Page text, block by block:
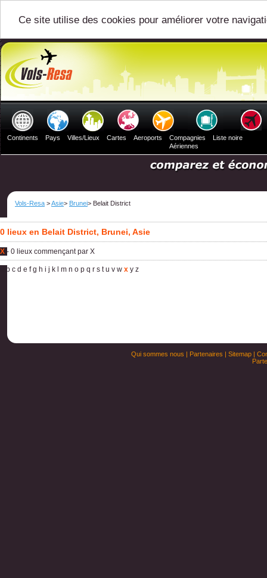
Ce site utilise des cookies pour améliorer votre
Continents Pays Villes/Lieux Cartes Aeroports
Compagnies
Aériennes
Liste noire
Vols-Resa >Asie> Brunei> Belait District
0 lieux en Belait District, Brunei, Asie
X - 0 lieux commençant par X
b c d e fg h i j k m n o p q r s tu v w x y z
Qui sommes nous | Partenaires | Sitemap|